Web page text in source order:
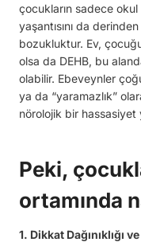
çocukların sadece
yaşantısını da
bozukluktur. Ev,
olsa da DEHB, bu
olabilir. Ebeveynler
ya da “yaramazlık”
nörolojik bir hassasiyet
Peki,
ortamında
1. Dikkat Dağınıklığı